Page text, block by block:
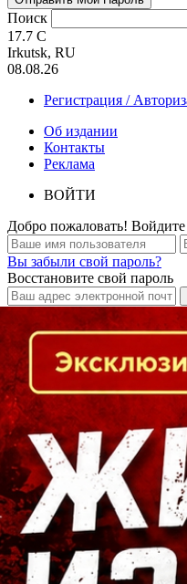
Поиск
17.7 C
Irkutsk, RU
08.08.26
Регистрация /
Об издании
Контакты
Реклама
ВОЙТИ
Добро пожаловать!
Вы забыли свой пароль?
Восстановите свой пароль
Кто есть кто в